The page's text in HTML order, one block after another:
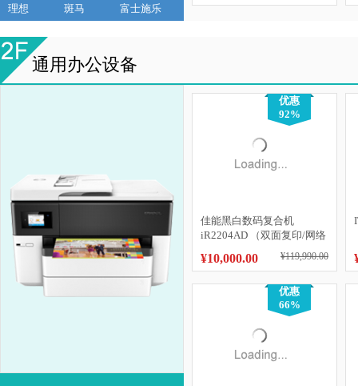
理想
斑马 富士施乐
通用办公设备
优惠
92%
佳能黑白数码复合机
iR2204AD （双面复印/网络
¥10,000.00 ¥119,990.00
优惠
66%